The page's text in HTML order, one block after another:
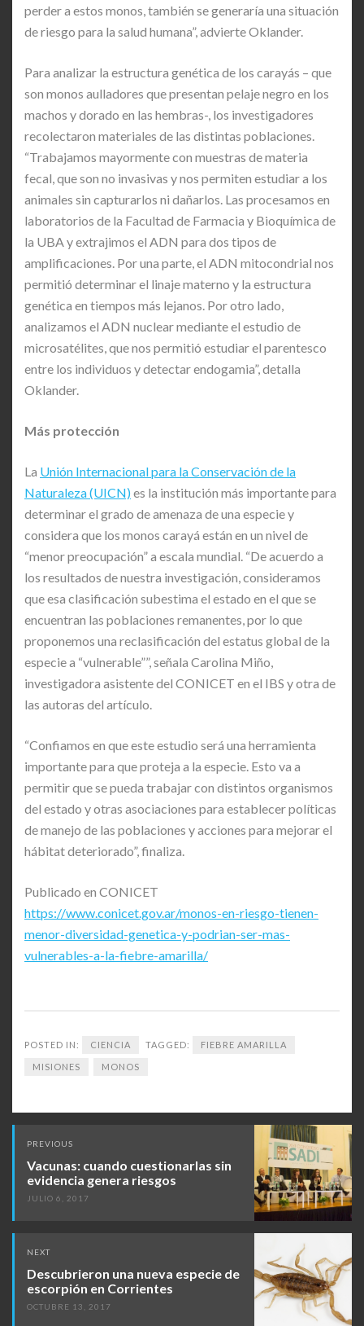
perder a estos monos, también se generaría una situación
de riesgo para la salud humana”, advierte Oklander.
Para analizar la estructura genética de los carayás – que
son monos aulladores que presentan pelaje negro en los
machos y dorado en las hembras-, los investigadores
recolectaron materiales de las distintas poblaciones.
“Trabajamos mayormente con muestras de materia
fecal, que son no invasivas y nos permiten estudiar a los
animales sin capturarlos ni dañarlos. Las procesamos en
laboratorios de la Facultad de Farmacia y Bioquímica de
la UBA y extrajimos el ADN para dos tipos de
amplificaciones. Por una parte, el ADN mitocondrial nos
permitió determinar el linaje materno y la estructura
genética en tiempos más lejanos. Por otro lado,
analizamos el ADN nuclear mediante el estudio de
microsatélites, que nos permitió estudiar el parentesco
entre los individuos y detectar endogamia”, detalla
Oklander.
Más protección
La Unión Internacional para la Conservación de la
Naturaleza (UICN)es la institución más importante para
determinar el grado de amenaza de una especie y
considera que los monos carayá están en un nivel de
“menor preocupación” a escala mundial. “De acuerdo a
los resultados de nuestra investigación, consideramos
que esa clasificación subestima el estado en el que se
encuentran las poblaciones remanentes, por lo que
proponemos una reclasificación del estatus global de la
especie a “vulnerable””, señala Carolina Miño,
investigadora asistente del CONICET en el IBS y otra de
las autoras del artículo.
“Confiamos en que este estudio será una herramienta
importante para que proteja a la especie. Esto va a
permitir que se pueda trabajar con distintos organismos
del estado y otras asociaciones para establecer políticas
de manejo de las poblaciones y acciones para mejorar el
hábitat deteriorado”, finaliza.
Publicado en CONICET
https://www.conicet.gov.ar/monos-en-riesgo-tienen-
menor-diversidad-genetica-y-podrian-ser-mas-
vulnerables-a-la-fiebre-amarilla/
POSTED IN: CIENCIA TAGGED: FIEBRE AMARILLA
MISIONES MONOS
navigation
PREVIOUS
Vacunas: cuando cuestionarlas sin
evidencia genera riesgos
JULIO 6, 2017
NEXT
Descubrieron una nueva especie de
escorpión en Corrientes
OCTUBRE 13, 2017